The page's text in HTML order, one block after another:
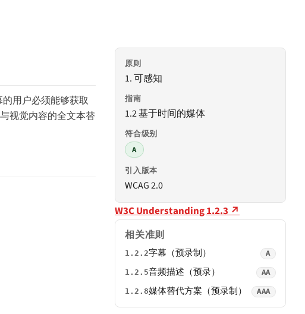
用户必须能够获取
视觉内容的全文本替
原则
1. 可感知
指南
1.2 基于时间的媒体
符合级别
A
引入版本
WCAG 2.0
W3C Understanding 1.2.3 ↗
相关准则
1.2.2字幕（预录制） A
1.2.5音频描述（预录） AA
1.2.8媒体替代方案（预录制） AAA